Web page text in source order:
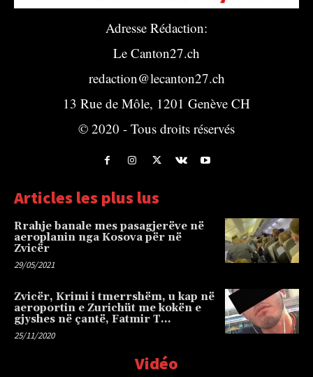
Adresse Rédaction:
Le Canton27.ch
redaction@lecanton27.ch
13 Rue de Môle, 1201 Genève CH
© 2020 - Tous droits réservés
Articles les plus lus
Rrahje banale mes pasagjerëve në
aeroplanin nga Kosova për në
Zvicër
29/05/2021
Zvicër, Krimi i tmerrshëm, u kap në
aeroportin e Zurichüt me kokën e
gjyshes në çantë, Fatmir T…
25/11/2020
Vidéo